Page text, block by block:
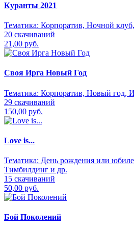
Куранты 2021
Тематика: Корпоратив, Ночной
20 скачиваний
21,00 руб.
Своя Ирга Новый Год
Тематика: Корпоратив, Новый год,
29 скачиваний
150,00 руб.
Love is...
Тематика: День рождения или
Тимбилдинг и др.
15 скачиваний
50,00 руб.
Бой Поколений